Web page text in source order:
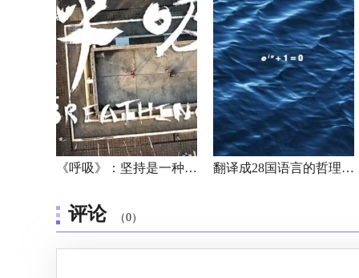
《呼吸》：坚持是一种信仰，给精神一个呼吸！ 翻译成28国语言的哲理短片《死后的四十种生活》
评论 （0）